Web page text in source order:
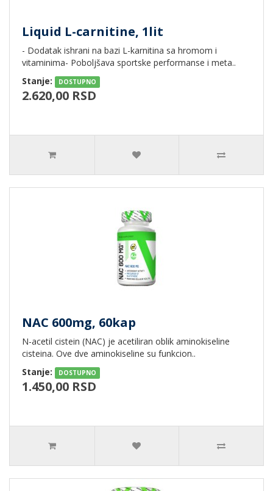
Liquid L-carnitine, 1lit
- Dodatak ishrani na bazi L-karnitina sa hromom i
vitaminima- Poboljšava sportske performanse i meta..
Stanje:
DOSTUPNO
2.620,00 RSD
NAC 600mg, 60kap
N-acetil cistein (NAC) je acetiliran oblik aminokiseline
cisteina. Ove dve aminokiseline su funkcion..
Stanje:
DOSTUPNO
1.450,00 RSD